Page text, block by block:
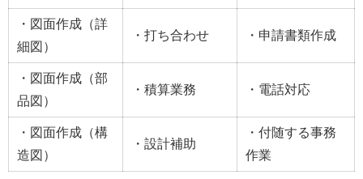
・図面作成（詳
細図）
・打ち合わせ ・申請書類作成
・図面作成（部
品図）
・積算業務 ・電話対応
・図面作成（構
造図）
・設計補助
・付随する事務
作業